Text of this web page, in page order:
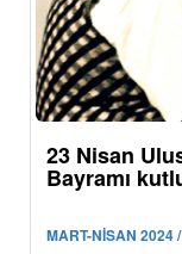
23 Nisan
Bayramı
MART-NİSAN 2024